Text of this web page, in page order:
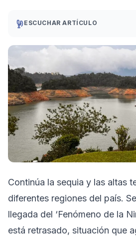
ESCUCHAR ARTÍCULO
Continúa la sequia y las altas
diferentes regiones del país.
llegada del ‘Fenómeno de la
está retrasado, situación que